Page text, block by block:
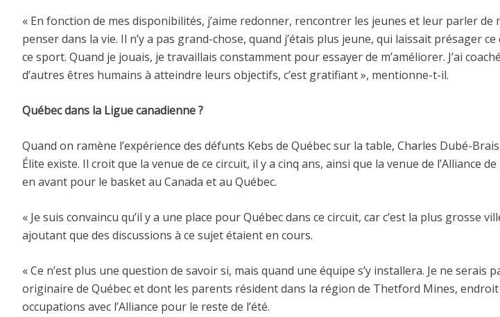
« En fonction de mes disponibilités, j’aime redonner, rencontrer les jeunes et leur parler
penser dans la vie. Il n’y a pas grand-chose, quand j’étais plus jeune, qui laissait présager
ce sport. Quand je jouais, je travaillais constamment pour essayer de m’améliorer. J’ai
d’autres êtres humains à atteindre leurs objectifs, c’est gratifiant », mentionne-t-il.
Québec dans la Ligue canadienne ?
Quand on ramène l’expérience des défunts Kebs de Québec sur la table, Charles Dubé-
Élite existe. Il croit que la venue de ce circuit, il y a cinq ans, ainsi que la venue de l’Alliance
en avant pour le basket au Canada et au Québec.
« Je suis convaincu qu’il y a une place pour Québec dans ce circuit, car c’est la plus grosse
ajoutant que des discussions à ce sujet étaient en cours.
« Ce n’est plus une question de savoir si, mais quand une équipe s’y installera. Je ne
originaire de Québec et dont les parents résident dans la région de Thetford Mines,
occupations avec l’Alliance pour le reste de l’été.